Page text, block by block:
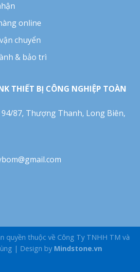
online
chuyển
& bảo trì
THIẾT BỊ CÔNG NGHIỆP TOÀN
94/87, Thượng Thanh, Long Biên,
quyền thuộc về Công Ty TNHH TM và
| Design by Mindstone.vn